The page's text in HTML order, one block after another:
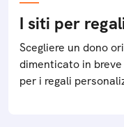
I siti per
Scegliere un dono
dimenticato in
per i regali